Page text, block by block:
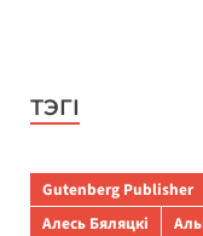
ТЭГІ
Gutenberg Publisher
Алесь Бяляцкі